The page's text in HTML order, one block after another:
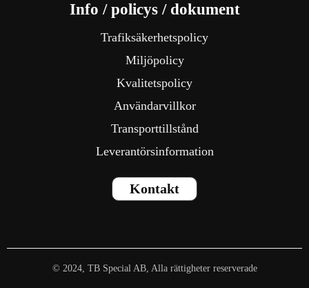
Info / policys / dokument
Trafiksäkerhetspolicy
Miljöpolicy
Kvalitetspolicy
Användarvillkor
Transporttillstånd
Leverantörsinformation
Kontakt
© 2024, TB Special AB, Alla rättigheter reserverade